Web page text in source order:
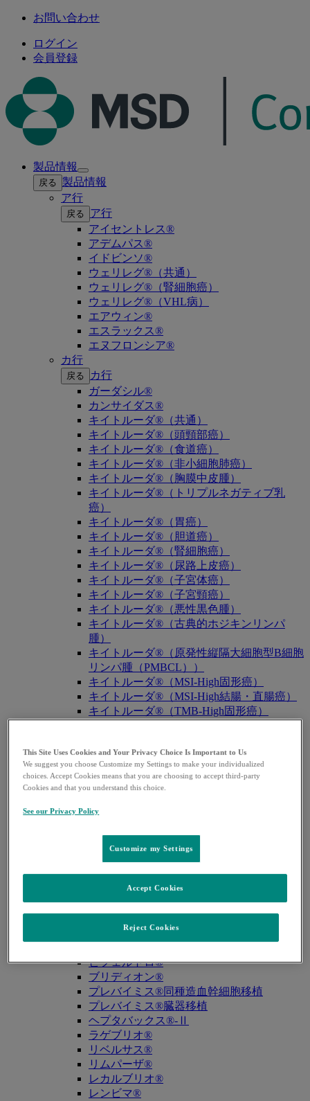
お問い合わせ
ログイン
会員登録
製品情報
Open
submenu
戻る 製品情報
ア行
戻る
ア行
アイセントレス®
アデムパス®
イドビンソ®
ウェリレグ®（共通）
ウェリレグ®（腎細胞癌）
ウェリレグ®（VHL病）
エアウィン®
エスラックス®
エヌフロンシア®
カ行
戻る
カ行
ガーダシル®
カンサイダス®
キイトルーダ®（共通）
キイトルーダ®（頭頸部癌）
キイトルーダ®（食道癌）
キイトルーダ®（非小細胞肺癌）
キイトルーダ®（胸膜中皮腫）
キイトルーダ®（トリプルネガティブ乳
癌）
キイトルーダ®（胃癌）
キイトルーダ®（胆道癌）
キイトルーダ®（腎細胞癌）
キイトルーダ®（尿路上皮癌）
キイトルーダ®（子宮体癌）
キイトルーダ®（子宮頸癌）
キイトルーダ®（悪性黒色腫）
キイトルーダ®（古典的ホジキンリンパ
腫）
キイトルーダ®（原発性縦隔大細胞型B細胞
リンパ腫（PMBCL））
キイトルーダ®（MSI-High固形癌）
キイトルーダ®（MSI-High結腸・直腸癌）
キイトルーダ®（TMB-High固形癌）
サ・タ・ナ行
戻る
サ・タ・ナ行
ザバクサ®
ジャヌビア®
スージャヌ®
ニューモバックス®NP
ノクサフィル®
ハ・マ・ラ行
ハ・マ・ラ行
バクニュバンス®（小児）
ピフェルトロ®
ブリディオン®
プレバイミス®同種造血幹細胞移植
プレバイミス®臓器移植
ヘプタバックス®-Ⅱ
ラゲブリオ®
リベルサス®
リムパーザ®
レカルブリオ®
レンビマ®
This Site Uses Cookies and Your Privacy Choice Is Important to Us
We suggest you choose Customize my Settings to make your individualized
choices. Accept Cookies means that you are choosing to accept third-party
Cookies and that you understand this choice.
See our Privacy Policy
Customize my Settings
Reject Cookies
Accept Cookies